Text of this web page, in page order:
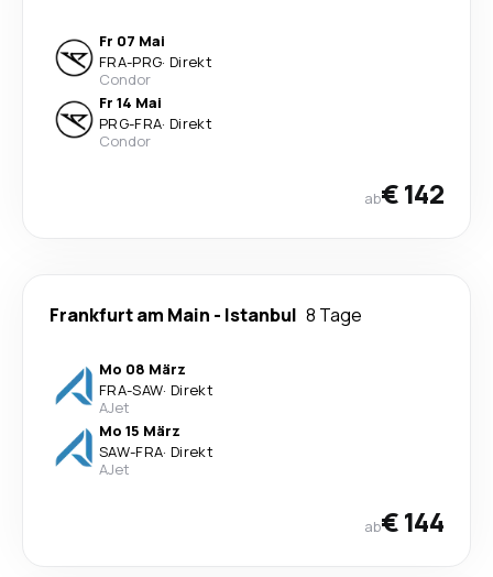
Fr 07 Mai
FRA-PRG· Direkt
Condor
Fr 14 Mai
PRG-FRA· Direkt
Condor
ab€ 142
Frankfurt am Main - Istanbul 8 Tage
Mo 08 März
FRA-SAW· Direkt
AJet
Mo 15 März
SAW-FRA· Direkt
AJet
ab€ 144